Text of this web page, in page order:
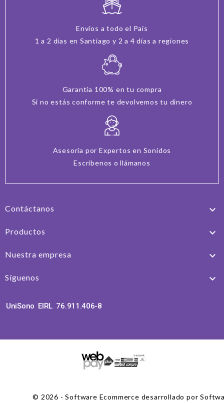
Envíos a todo el País
1 a 2 días en Santiago y 2 a 4 días a regiones
Garantía 100% en tu compra
Si no estás conforme te devolvemos tu dinero
Asesoría por Expertos en Sonidos
Escríbenos o llámanos
Contáctanos 
Productos 
Nuestra empresa 
Síguenos 
UniSono EIRL 76.911.406-8
© 2026 - Software Ecommerce desarrollado por